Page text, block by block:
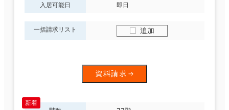
入居可能日 即日
一括請求リスト 追加
資料請求